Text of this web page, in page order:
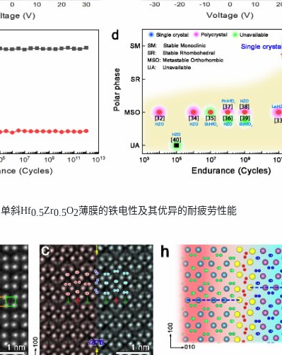
单斜Hf0.5Zr0.5O2薄膜的铁电性及其优异的耐疲劳性能